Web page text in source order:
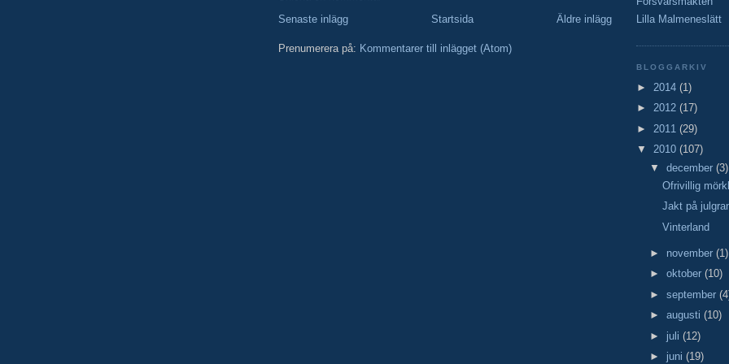
Senaste inlägg
Äldre inlägg
Startsida
Prenumerera på: Kommentarer till inlägget (Atom)
Lilla Malmeneslätt
BLOGGARKIV
► 2014 (1)
► 2012 (17)
► 2011 (29)
▼ 2010 (107)
▼ december (3)
Ofrivillig
Jakt på
Vinterland
► november (1)
► oktober (10)
► september
► augusti (10)
► juli (12)
► juni (19)